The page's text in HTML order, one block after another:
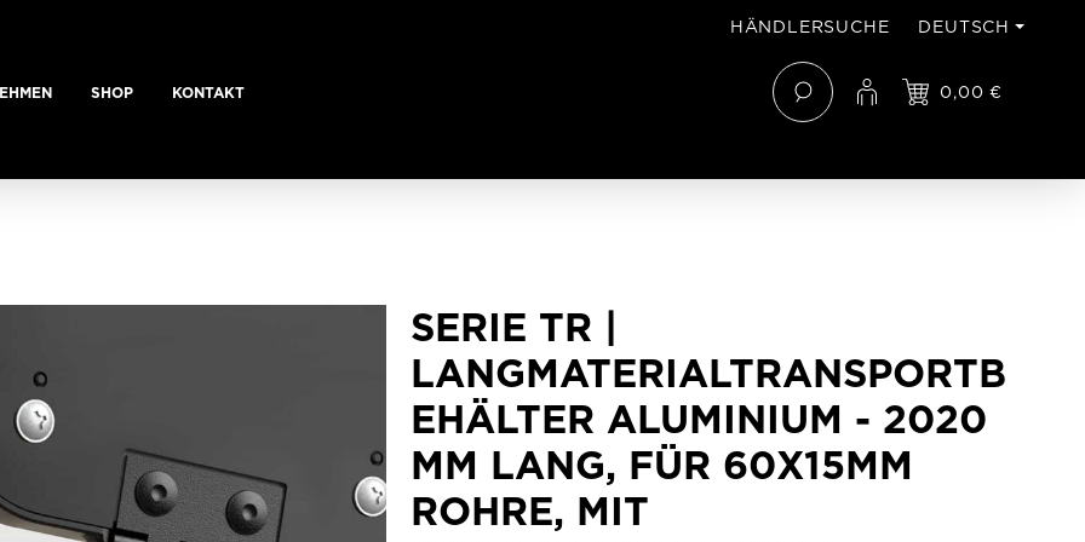
HÄNDLERSUCHE DEUTSCH
SHOP KONTAKT 0,00 €
SERIE TR |
LANGMATERIALTRANSPORTB
EHÄLTER ALUMINIUM - 2020
MM LANG, FÜR 60X15MM
ROHRE, MIT